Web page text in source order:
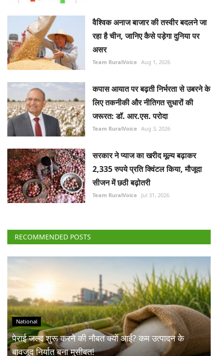
वैश्विक अनाज बाजार की तस्वीर बदलने जा
रहा है चीन, जानिए कैसे पड़ेगा दुनिया पर
असर
Team RuralVoice Aug 1, 2026
कपास आयात पर बढ़ती निर्भरता से उबरने के
लिए तकनीकी और नीतिगत सुधारों की
जरूरत: डॉ. आर.एस. परोदा
Team RuralVoice Aug 3, 2026
सरकार ने प्याज का खरीद मूल्य बढ़ाकर
2,335 रुपये प्रति क्विंटल किया, मौजूदा
सीजन में छठी बढ़ोतरी
Team RuralVoice Jul 31, 2026
RECOMMENDED POSTS
National
पेराई जल्द शुरू करने की नौबत क्यों आई? कम उत्पादन के
बावजूद निर्यात बना मुसीबत!